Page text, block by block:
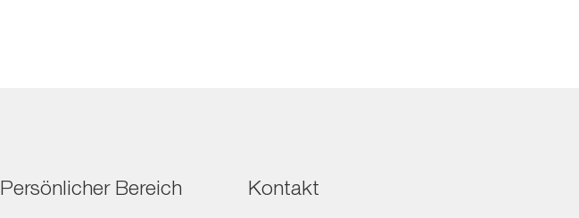
Persönlicher Bereich Kontakt